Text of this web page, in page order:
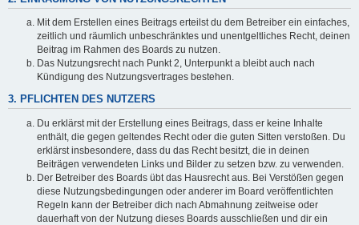
Mit dem Erstellen eines Beitrags erteilst du dem Betreiber ein einfaches,
zeitlich und räumlich unbeschränktes und unentgeltliches Recht, deinen
Beitrag im Rahmen des Boards zu nutzen.
Das Nutzungsrecht nach Punkt 2, Unterpunkt a bleibt auch nach
Kündigung des Nutzungsvertrages bestehen.
3. PFLICHTEN DES NUTZERS
Du erklärst mit der Erstellung eines Beitrags, dass er keine Inhalte
enthält, die gegen geltendes Recht oder die guten Sitten verstoßen. Du
erklärst insbesondere, dass du das Recht besitzt, die in deinen
Beiträgen verwendeten Links und Bilder zu setzen bzw. zu verwenden.
Der Betreiber des Boards übt das Hausrecht aus. Bei Verstößen gegen
diese Nutzungsbedingungen oder anderer im Board veröffentlichten
Regeln kann der Betreiber dich nach Abmahnung zeitweise oder
dauerhaft von der Nutzung dieses Boards ausschließen und dir ein